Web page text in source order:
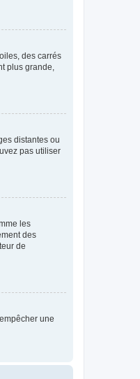
des carrés
plus grande,
distantes ou
pas utiliser
les
des
de
une